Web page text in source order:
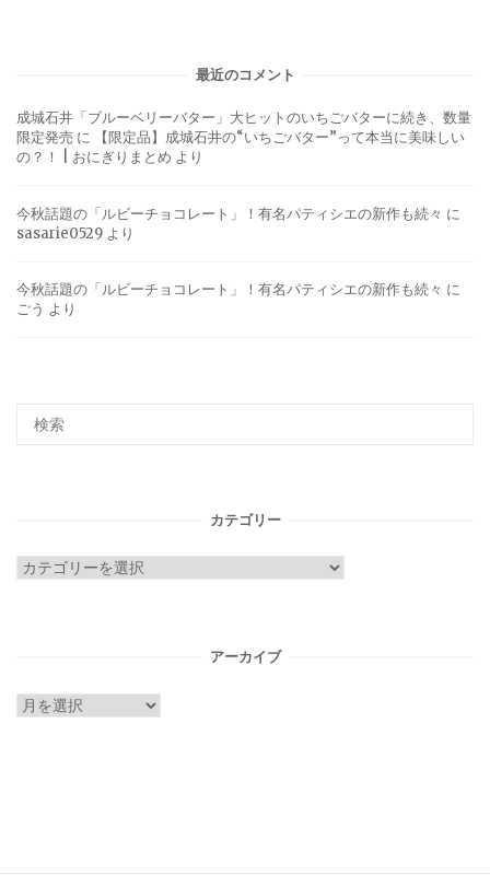
最近のコメント
成城石井「ブルーベリーバター」大ヒットのいちごバターに続き、数量
限定発売 に
【限定品】成城石井の“いちごバター”って本当に美味しい
の？！ | おにぎりまとめ より
今秋話題の「ルビーチョコレート」！有名パティシエの新作も続々 に
sasarie0529 より
今秋話題の「ルビーチョコレート」！有名パティシエの新作も続々 に
ごう より
カテゴリー
カ
アーカイブ
ア